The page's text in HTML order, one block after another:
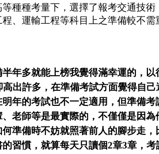
種種考量下，選擇了報考交通技
、運輸工程等科目上之準備較不需
多就能上榜我覺得滿幸運的，以
出許多，在準備考試方面覺得自
年的考試也不一定適用，但準備
老師等是最實際的，不僅僅是因
準備時不妨就照著前人的腳步走
習慣，就算每天只讀個2章3章，考